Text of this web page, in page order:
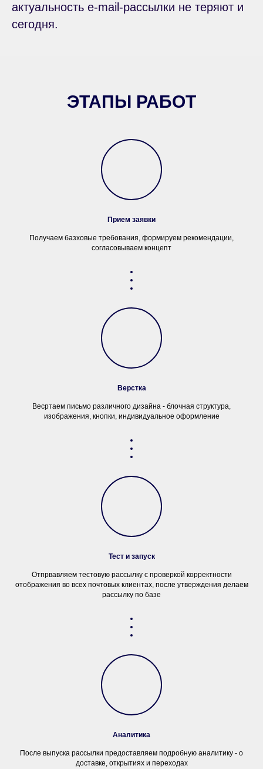
актуальность e-mail-рассылки не теряют и
сегодня.
ЭТАПЫ РАБОТ
Прием заявки
Получаем базховые требования, формируем рекомендации,
согласовываем концепт
Верстка
Весртаем письмо различного дизайна - блочная структура,
изображения, кнопки, индивидуальное оформление
Тест и запуск
Отпрвавляем тестовую рассылку с проверкой корректности
отображения во всех почтовых клиентах, после утверждения делаем
рассылку по базе
Аналитика
После выпуска рассылки предоставляем подробную аналитику - о
доставке, открытиях и переходах